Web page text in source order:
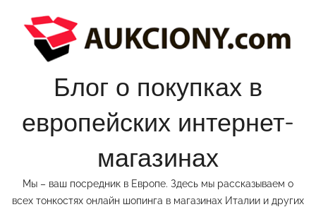
содержимому
Блог о покупках в
европейских интернет-
магазинах
Мы – ваш посредник в Европе. Здесь мы рассказываем о
всех тонкостях онлайн шопинга в магазинах Италии и других